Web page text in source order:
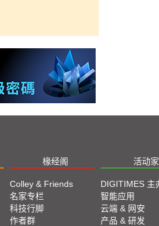
椽经阁 活动家
Colley & Friends
名家专栏
科技行脚
作者群
DIGITIMES 主
智能应用
云端 & 网安
产品 & 研发